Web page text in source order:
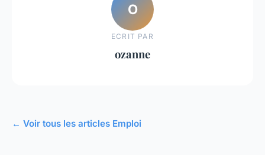
O
ECRIT PAR
ozanne
← Voir tous les articles Emploi